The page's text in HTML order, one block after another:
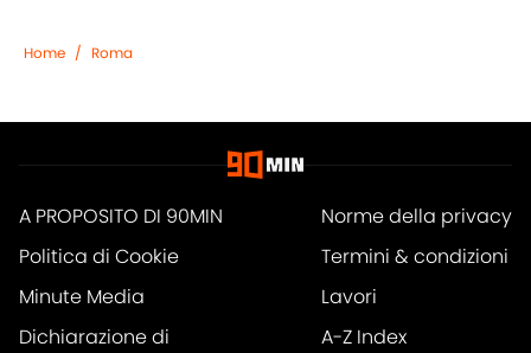
Home / Roma
A PROPOSITO DI 90MIN
Norme della privacy
Politica di Cookie
Termini & condizioni
Minute Media
Lavori
Dichiarazione di
A-Z Index